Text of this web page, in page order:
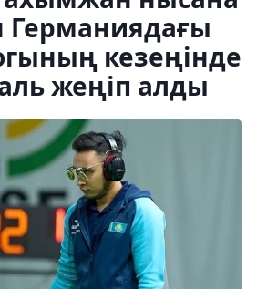
Германиядағы
кезеңінде
жеңіп алды